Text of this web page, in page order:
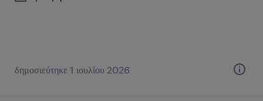
δημοσιεύτηκε 1 ιουλίου 2026